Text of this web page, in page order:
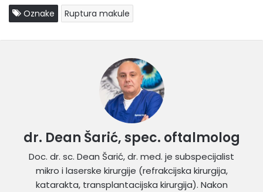
Oznake Ruptura makule
dr. Dean Šarić, spec. oftalmolog
Doc. dr. sc. Dean Šarić, dr. med. je subspecijalist
mikro i laserske kirurgije (refrakcijska kirurgija,
katarakta, transplantacijska kirurgija). Nakon